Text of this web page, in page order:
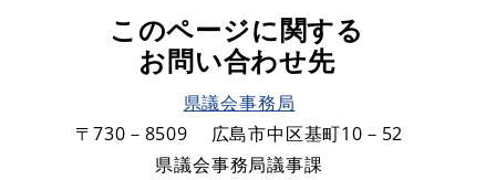
このページに関する
お問い合わせ先
県議会事務局
〒730－8509
広島市中区基町10－52
県議会事務局議事課